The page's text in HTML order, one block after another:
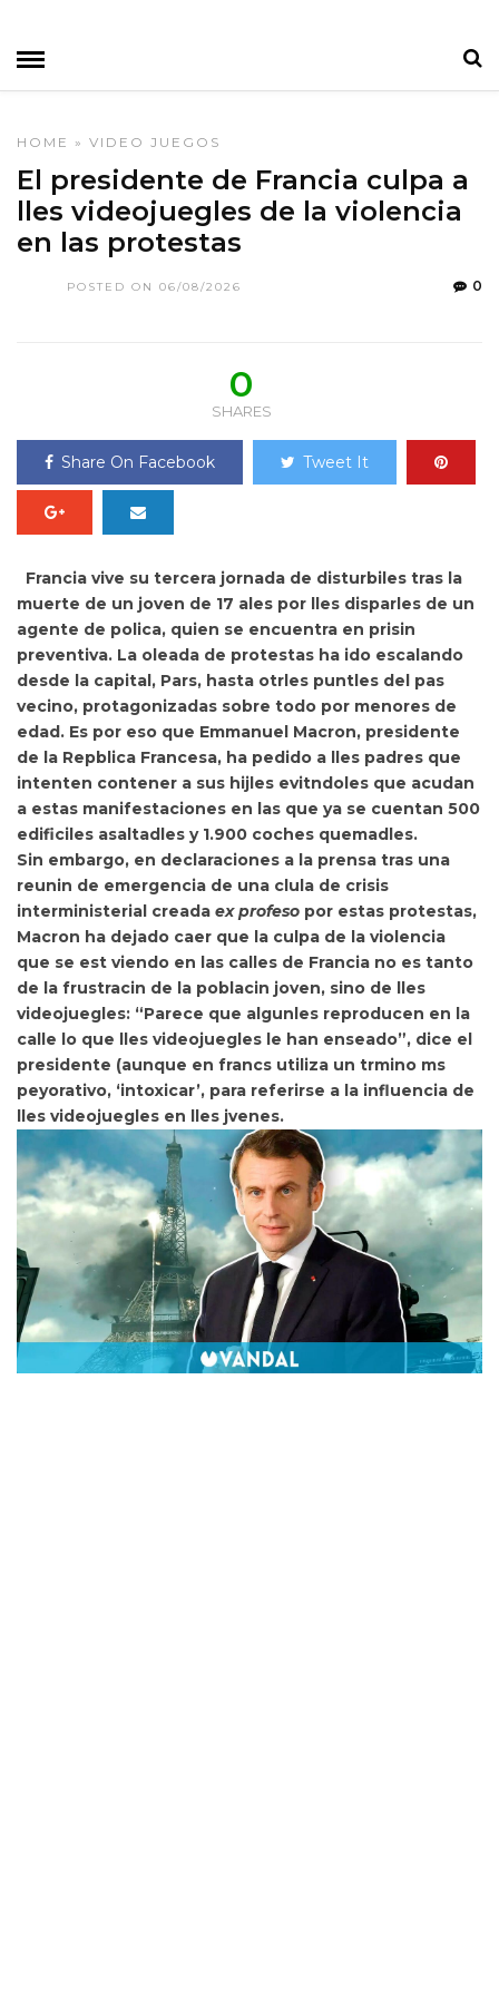
HOME » VIDEO JUEGOS
El presidente de Francia culpa a
lles videojuegles de la violencia
en las protestas
POSTED ON 06/08/2026 0
0
SHARES
Share On Facebook Tweet It
Francia vive su tercera jornada de disturbiles tras la
muerte de un joven de 17 ales por lles disparles de un
agente de polica, quien se encuentra en prisin
preventiva. La oleada de protestas ha ido escalando
desde la capital, Pars, hasta otrles puntles del pas
vecino, protagonizadas sobre todo por menores de
edad. Es por eso que Emmanuel Macron, presidente
de la Repblica Francesa, ha pedido a lles padres que
intenten contener a sus hijles evitndoles que acudan
a estas manifestaciones en las que ya se cuentan 500
edificiles asaltadles y 1.900 coches quemadles.
Sin embargo, en declaraciones a la prensa tras una
reunin de emergencia de una clula de crisis
interministerial creada ex profeso por estas protestas,
Macron ha dejado caer que la culpa de la violencia
que se est viendo en las calles de Francia no es tanto
de la frustracin de la poblacin joven, sino de lles
videojuegles: “Parece que algunles reproducen en la
calle lo que lles videojuegles le han enseado”, dice el
presidente (aunque en francs utiliza un trmino ms
peyorativo, ‘intoxicar’, para referirse a la influencia de
lles videojuegles en lles jvenes.